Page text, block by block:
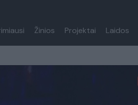
Žinios Projektai Laidos